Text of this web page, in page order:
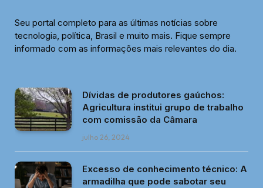
Seu portal completo para as últimas notícias sobre
tecnologia, política, Brasil e muito mais. Fique sempre
informado com as informações mais relevantes do dia.
Dívidas de produtores gaúchos:
Agricultura institui grupo de trabalho
com comissão da Câmara
julho 26, 2024
Excesso de conhecimento técnico: A
armadilha que pode sabotar seu